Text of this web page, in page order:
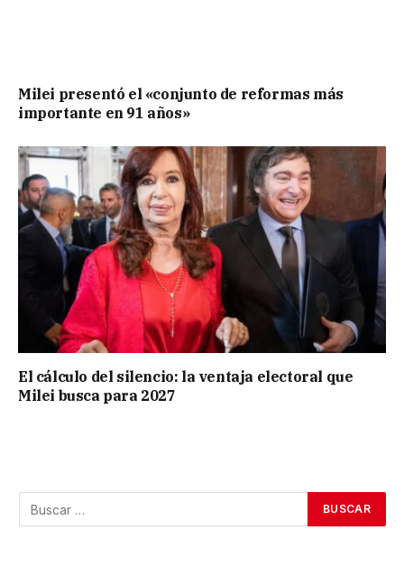
Milei presentó el «conjunto de reformas más
importante en 91 años»
El cálculo del silencio: la ventaja electoral que
Milei busca para 2027